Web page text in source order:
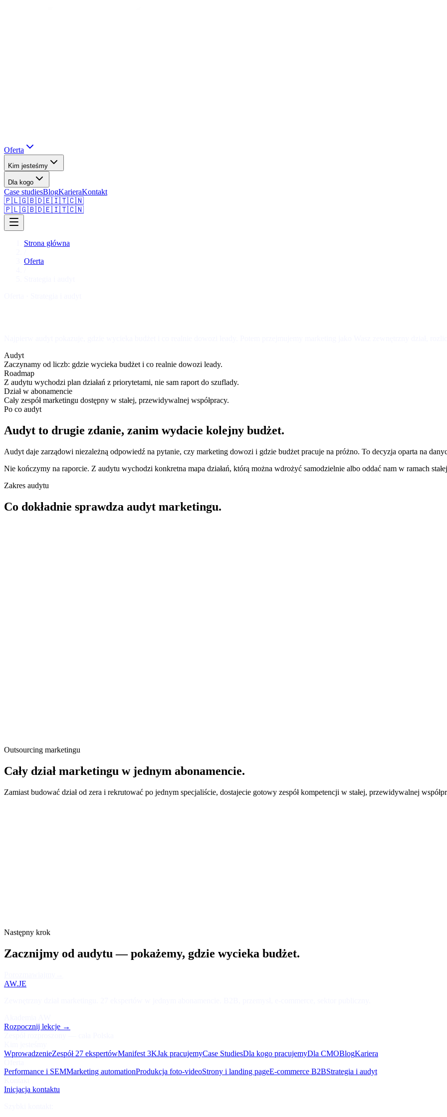
Oferta
Kim jesteśmy
Dla kogo
Case studiesBlogKarieraKontakt
🇵🇱🇬🇧🇩🇪🇮🇹🇨🇳
🇵🇱🇬🇧🇩🇪🇮🇹🇨🇳
Strona główna
Oferta
Audyt
Zaczynamy od liczb: gdzie wycieka budżet i co realnie dowozi leady.
Roadmap
Z audytu wychodzi plan działań z priorytetami, nie sam raport do szuflady.
Dział w abonamencie
Cały zespół marketingu dostępny w stałej, przewidywalnej współpracy.
Po co audyt
Audyt to drugie zdanie, zanim wydacie kolejny budżet.
Audyt daje zarządowi niezależną odpowiedź na pytanie, czy marketing dowozi i gdzie budżet pracuje na próżno. To decyzja oparta na
Nie kończymy na raporcie. Z audytu wychodzi konkretna mapa działań, którą można wdrożyć samodzielnie albo oddać nam w ramach
Zakres audytu
Co dokładnie sprawdza audyt marketingu.
Outsourcing marketingu
Cały dział marketingu w jednym abonamencie.
Zamiast budować dział od zera i rekrutować po jednym specjaliście, dostajecie gotowy zespół kompetencji w stałej, przewidywalnej
Następny krok
Zacznijmy od audytu — pokażemy, gdzie wycieka budżet.
AW.JE
Rozpocznij lekcje →
WprowadzenieZespół 27 ekspertówManifest 3KJak pracujemyCase StudiesDla kogo pracujemyDla CMOBlogKariera
Performance i SEMMarketing automationProdukcja foto-videoStrony i landing pageE-commerce B2BStrategia i audyt
Inicjacja kontaktu